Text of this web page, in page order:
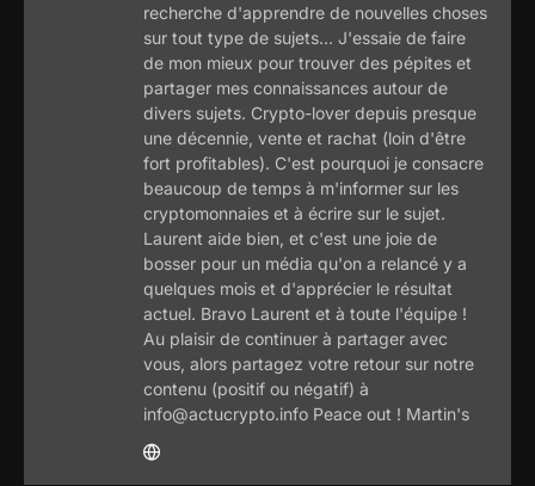
recherche d'apprendre de nouvelles choses
sur tout type de sujets... J'essaie de faire
de mon mieux pour trouver des pépites et
partager mes connaissances autour de
divers sujets. Crypto-lover depuis presque
une décennie, vente et rachat (loin d'être
fort profitables). C'est pourquoi je consacre
beaucoup de temps à m'informer sur les
cryptomonnaies et à écrire sur le sujet.
Laurent aide bien, et c'est une joie de
bosser pour un média qu'on a relancé y a
quelques mois et d'apprécier le résultat
actuel. Bravo Laurent et à toute l'équipe !
Au plaisir de continuer à partager avec
vous, alors partagez votre retour sur notre
contenu (positif ou négatif) à
info@actucrypto.info Peace out ! Martin's